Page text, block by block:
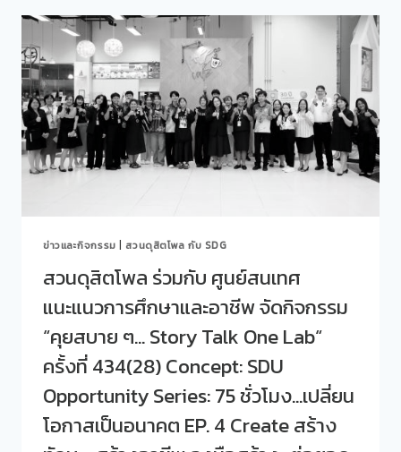
ร่วม
กับ
โรงเรียน
กฎหมาย
และ
การเมือง
จัด
กิจกรรม
“คุย
สบาย
ONE
LAB“
ครั้ง
ที่
435(29)
EP.
THE
FINE
LINE:
ครู
กับ
ข่าวและกิจกรรม สวนดุสิตโพล กับ SDG
สวนดุสิตโพล ร่วมกับ ศูนย์สนเทศ
แนะแนวการศึกษาและอาชีพ จัดกิจกรรม
“คุยสบาย ๆ… Story Talk One Lab“
ครั้งที่ 434(28) Concept: SDU
Opportunity Series: 75 ชั่วโมง…เปลี่ยน
โอกาสเป็นอนาคต EP. 4 Create สร้าง